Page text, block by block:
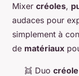
Mixer créoles,
audaces pour
simplement à
de matériaux
👯 Duo